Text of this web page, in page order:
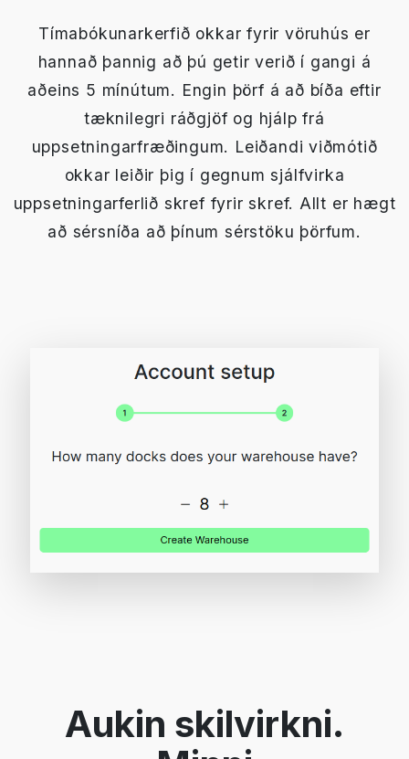
Tímabókunarkerfið okkar fyrir vöruhús er
hannað þannig að þú getir verið í gangi á
aðeins 5 mínútum. Engin þörf á að bíða eftir
tæknilegri ráðgjöf og hjálp frá
uppsetningarfræðingum. Leiðandi viðmótið
okkar leiðir þig í gegnum sjálfvirka
uppsetningarferlið skref fyrir skref. Allt er hægt
að sérsníða að þínum sérstöku þörfum.
Aukin skilvirkni.